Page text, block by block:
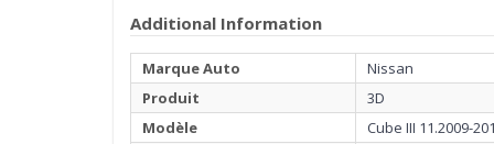
Additional Information
Marque Auto
Nissan
Produit
3D
Modèle
Cube III 11.2009-